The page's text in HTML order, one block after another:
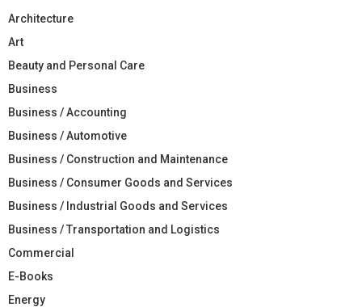
Architecture
Art
Beauty and Personal Care
Business
Business / Accounting
Business / Automotive
Business / Construction and Maintenance
Business / Consumer Goods and Services
Business / Industrial Goods and Services
Business / Transportation and Logistics
Commercial
E-Books
Energy